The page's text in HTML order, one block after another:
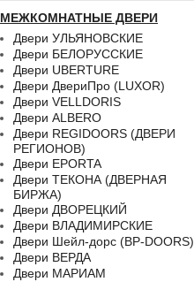
МЕЖКОМНАТНЫЕ ДВЕРИ
Двери УЛЬЯНОВСКИЕ
Двери БЕЛОРУССКИЕ
Двери UBERTURE
Двери ДвериПро (LUXOR)
Двери VELLDORIS
Двери ALBERO
Двери REGIDOORS (ДВЕРИ
РЕГИОНОВ)
Двери EPORTA
Двери ТЕКОНА (ДВЕРНАЯ
БИРЖА)
Двери ДВОРЕЦКИЙ
Двери ВЛАДИМИРСКИЕ
Двери Шейл-дорс (BP-DOORS)
Двери ВЕРДА
Двери МАРИАМ